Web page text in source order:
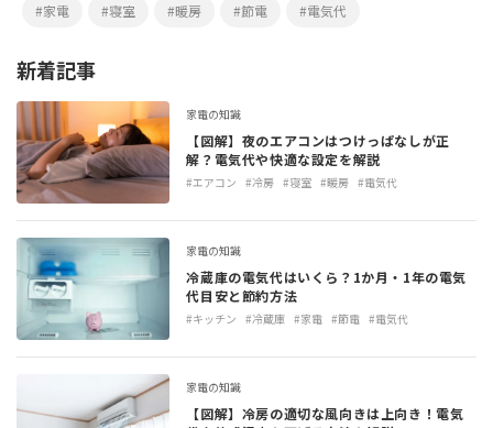
#家電 #寝室 #暖房 #節電 #電気代
新着記事
家電の知識
【図解】夜のエアコンはつけっぱなしが正
解？電気代や快適な設定を解説
#エアコン #冷房 #寝室 #暖房 #電気代
家電の知識
冷蔵庫の電気代はいくら？1か月・1年の電気
代目安と節約方法
#キッチン #冷蔵庫 #家電 #節電 #電気代
家電の知識
【図解】冷房の適切な風向きは上向き！電気